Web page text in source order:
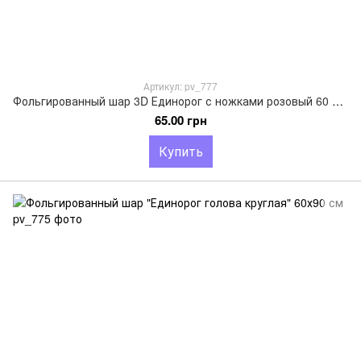
Артикул: pv_777
Фольгированный шар 3D Единорог с ножками розовый 60 х 54 см
65.00 грн
Купить